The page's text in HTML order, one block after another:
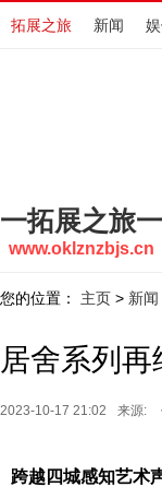
拓展之旅 新闻
一拓展之旅一
www.oklznzbjs.cn
您的位置： 主页 > 新闻
居舍系列再
2023-10-17 21:02 来源:
跨越四城感知艺术